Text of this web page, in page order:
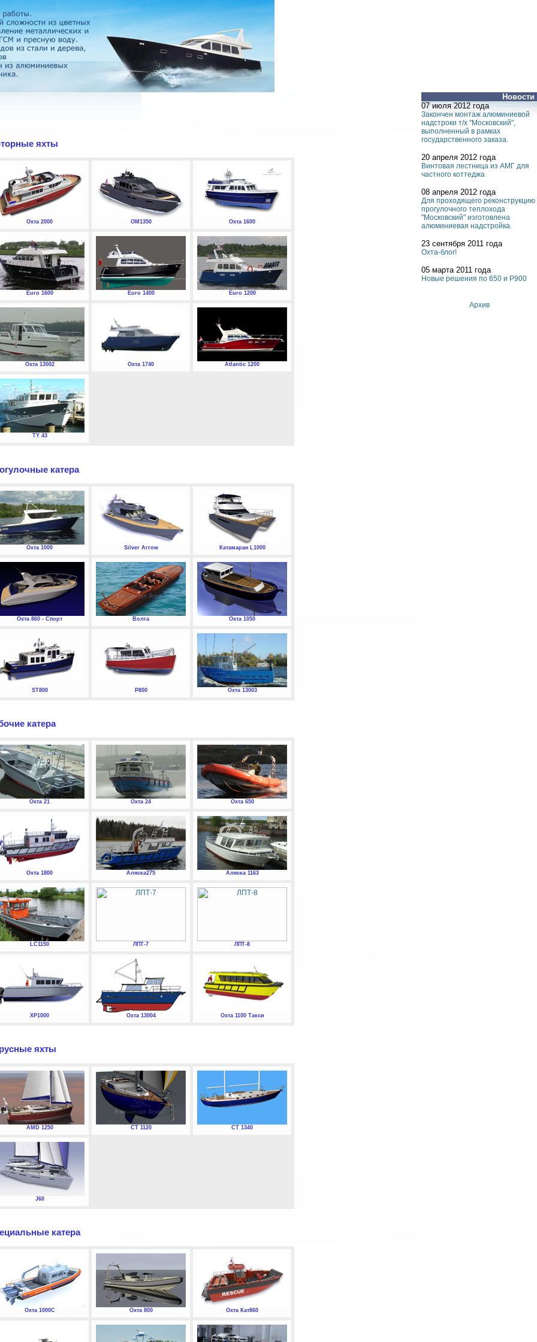
Новости
07 июля 2012 года
Закончен монтаж алюминиевой
надстроки т/х "Московский",
выполненный в рамках
государственного заказа.
20 апреля 2012 года
Винтовая лестница из АМГ для
частного коттеджа
08 апреля 2012 года
Для проходящего реконструкцию
прогулочного теплохода
"Московский" изготовлена
алюминиевая надстройка.
23 сентября 2011 года
Охта-блог!
05 марта 2011 года
Новые решения по 650 и P900
Архив
яхты
Охта 2000 ОМ1350 Охта 1600
Euro 1600 Euro 1400 Euro 1200
Охта 13002 Охта 1740 Atlantic 1200
TY 43
катера
Охта 1000 Silver Arrow Катамаран L1000
Охта 860 - Спорт Волга Охта 1050
ST800 P800 Охта 13003
катера
Охта 21 Охта 24 Охта 650
Охта 1800 Аляска275 Аляска 1163
LC1150 ЛПТ-7 ЛПТ-8
XP1000 Охта 13004 Охта 1100 Такси
яхты
AMD 1250 СТ 1120 СТ 1340
J60
катера
Охта 1000С Охта 800 Охта Кат860